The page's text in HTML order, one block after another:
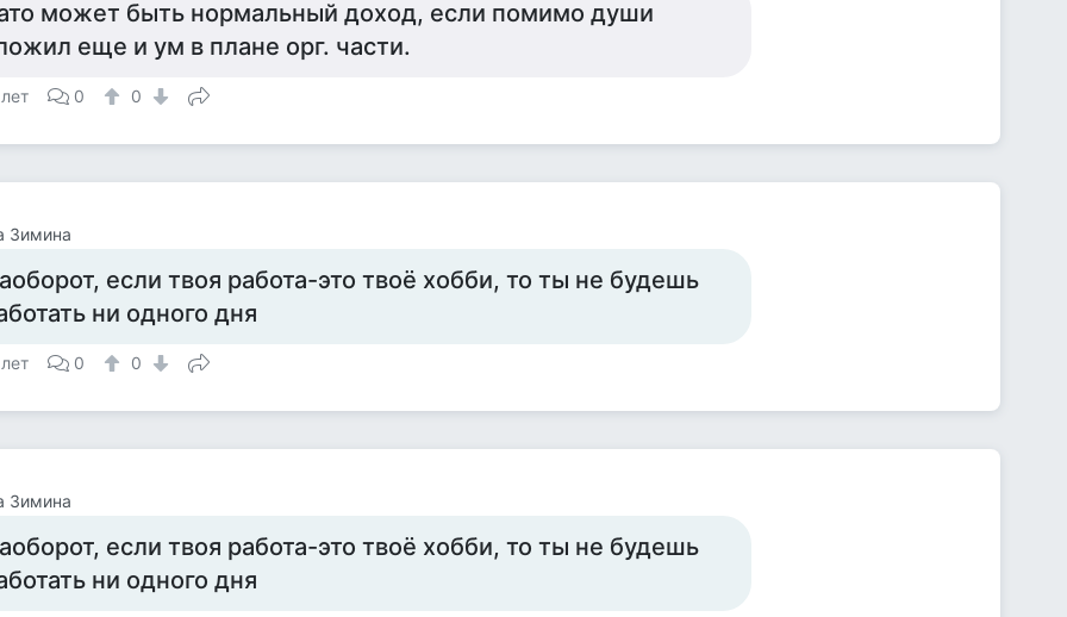
может быть нормальный доход, если помимо души
еще и ум в плане орг. части.
0 0
Зимина
если твоя работа-это твоё хобби, то ты не будешь
ни одного дня
0 0
Зимина
если твоя работа-это твоё хобби, то ты не будешь
ни одного дня